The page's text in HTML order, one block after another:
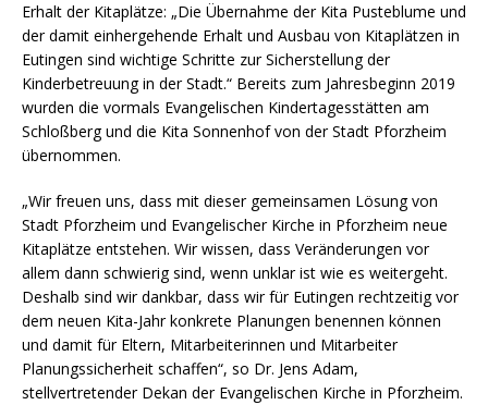
Erhalt der Kitaplätze: „Die Übernahme der Kita Pusteblume und
der damit einhergehende Erhalt und Ausbau von Kitaplätzen in
Eutingen sind wichtige Schritte zur Sicherstellung der
Kinderbetreuung in der Stadt.“ Bereits zum Jahresbeginn 2019
wurden die vormals Evangelischen Kindertagesstätten am
Schloßberg und die Kita Sonnenhof von der Stadt Pforzheim
übernommen.
„Wir freuen uns, dass mit dieser gemeinsamen Lösung von
Stadt Pforzheim und Evangelischer Kirche in Pforzheim neue
Kitaplätze entstehen. Wir wissen, dass Veränderungen vor
allem dann schwierig sind, wenn unklar ist wie es weitergeht.
Deshalb sind wir dankbar, dass wir für Eutingen rechtzeitig vor
dem neuen Kita-Jahr konkrete Planungen benennen können
und damit für Eltern, Mitarbeiterinnen und Mitarbeiter
Planungssicherheit schaffen“, so Dr. Jens Adam,
stellvertretender Dekan der Evangelischen Kirche in Pforzheim.